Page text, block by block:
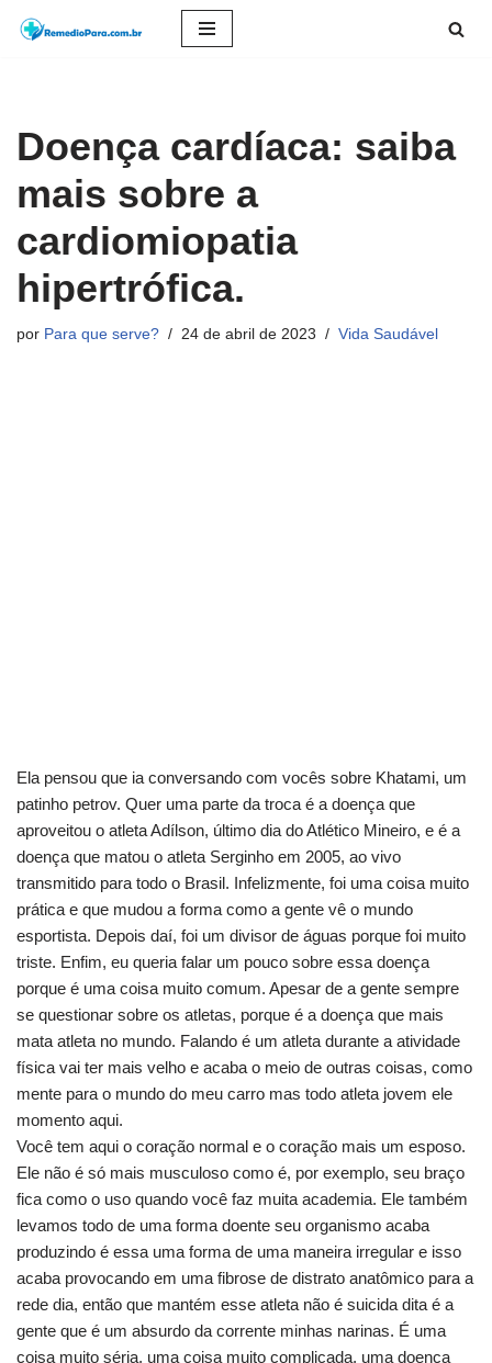
conteúdo
Doença cardíaca: saiba
mais sobre a
cardiomiopatia
hipertrófica.
por Para que serve? 24 de abril de 2023 Vida Saudável
Ela pensou que ia conversando com vocês sobre Khatami, um
patinho petrov. Quer uma parte da troca é a doença que
aproveitou o atleta Adílson, último dia do Atlético Mineiro, e é a
doença que matou o atleta Serginho em 2005, ao vivo
transmitido para todo o Brasil. Infelizmente, foi uma coisa muito
prática e que mudou a forma como a gente vê o mundo
esportista. Depois daí, foi um divisor de águas porque foi muito
triste. Enfim, eu queria falar um pouco sobre essa doença
porque é uma coisa muito comum. Apesar de a gente sempre
se questionar sobre os atletas, porque é a doença que mais
mata atleta no mundo. Falando é um atleta durante a atividade
física vai ter mais velho e acaba o meio de outras coisas, como
mente para o mundo do meu carro mas todo atleta jovem ele
momento aqui.
Você tem aqui o coração normal e o coração mais um esposo.
Ele não é só mais musculoso como é, por exemplo, seu braço
fica como o uso quando você faz muita academia. Ele também
levamos todo de uma forma doente seu organismo acaba
produzindo é essa uma forma de uma maneira irregular e isso
acaba provocando em uma fibrose de distrato anatômico para a
rede dia, então que mantém esse atleta não é suicida dita é a
gente que é um absurdo da corrente minhas narinas. É uma
coisa muito séria, uma coisa muito complicada, uma doença